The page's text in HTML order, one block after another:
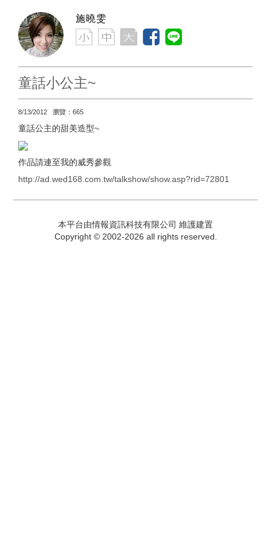
施曉雯
童話小公主~
8/13/2012 瀏覽：665
童話公主的甜美造型~
作品請連至我的威秀參觀
http://ad.wed168.com.tw/talkshow/show.asp?rid=72801
本平台由情報資訊科技有限公司 維護建置
Copyright © 2002-2026 all rights reserved.